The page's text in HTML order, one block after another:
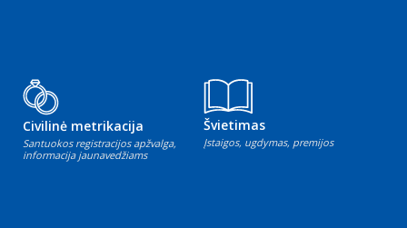
Civilinė metrikacija
Santuokos registracijos apžvalga,
informacija jaunavedžiams
Švietimas
Įstaigos, ugdymas, premijos